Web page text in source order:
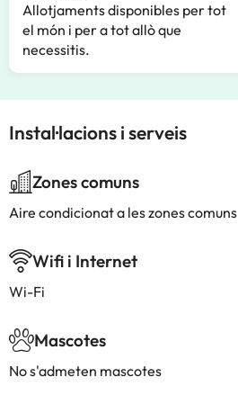
Allotjaments disponibles per tot
el món i per a tot allò que
necessitis.
Instal·lacions i serveis
Zones comuns
Aire condicionat a les zones comuns
Wifi i Internet
Wi-Fi
Mascotes
No s'admeten mascotes